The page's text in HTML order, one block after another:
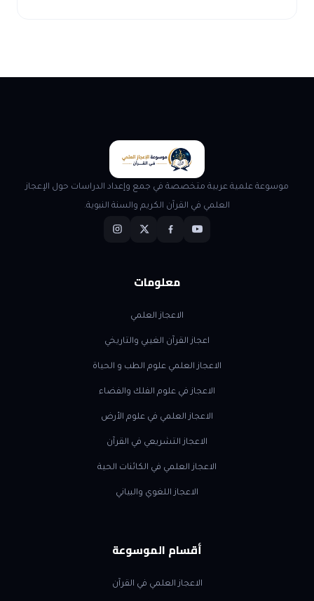
موسوعة علمية عربية متخصصة في جمع وإعداد الدراسات حول الإعجاز
العلمي في القرآن الكريم والسنة النبوية.
معلومات
الاعجاز العلمي
اعجاز القرآن الغيبي والتاريخي
الاعجاز العلمي علوم الطب و الحياة
الاعجاز في علوم الفلك والفضاء
الاعجاز العلمي في علوم الأرض
الاعجاز التشريعي في القرآن
الاعجاز العلمي في الكائنات الحية
الاعجاز اللغوي والبياني
أقسام الموسوعة
الاعجاز العلمي في القرآن